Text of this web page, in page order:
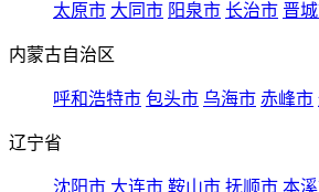
太原市 大同市 阳泉市 长治市 晋
内蒙古自治区
呼和浩特市 包头市 乌海市 赤峰市
辽宁省
沈阳市 大连市 鞍山市 抚顺市 本